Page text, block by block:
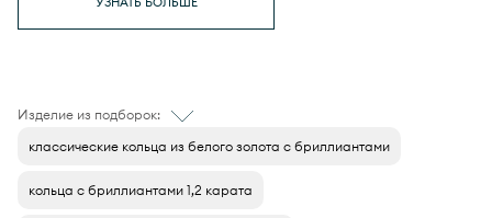
Изделие из подборок:
классические кольца из белого золота с бриллиантами
кольца с бриллиантами 1,2 карата